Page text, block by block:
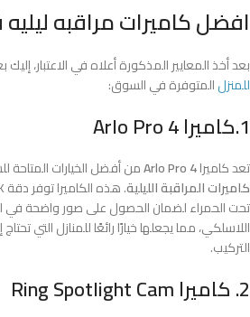
افضل كاميرات مراقبه
بعد أخذ المعايير المذكورة أعلاه في الاعتبار،
للمنزلالمتوفرة في السوق:
1.كاميرا Arlo Pro 4
تعد كاميراArlo Pro 4من أفضل الخيارات المتاحة
كاميرات المراقبة الليلية
تحت الحمراء لضمان الحصول على صور واضحة في
اللاسلكي، مما يجعلها خيارًا رائعًا للمنازل التي
التركيب.
2. كاميرا Ring Spotlight Cam